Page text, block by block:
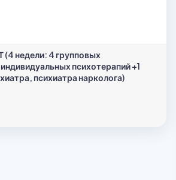
недели: 4 групповых
психотерапий +1
психиатра нарколога)